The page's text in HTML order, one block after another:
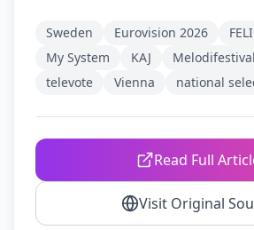
Sweden Eurovision 2026
My System
KAJ
televote
Vienna national
Read Full
Visit Original